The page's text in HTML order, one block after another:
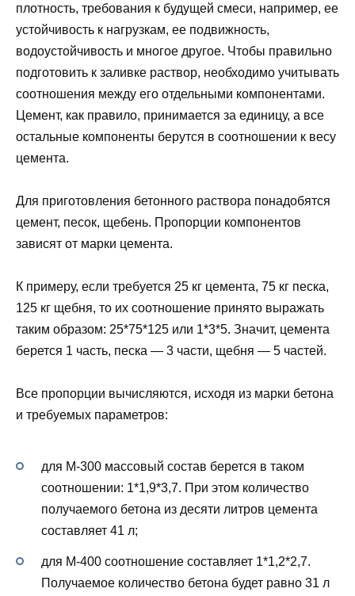
плотность, требования к будущей смеси, например, ее
устойчивость к нагрузкам, ее подвижность,
водоустойчивость и многое другое. Чтобы правильно
подготовить к заливке раствор, необходимо учитывать
соотношения между его отдельными компонентами.
Цемент, как правило, принимается за единицу, а все
остальные компоненты берутся в соотношении к весу
цемента.
Для приготовления бетонного раствора понадобятся
цемент, песок, щебень. Пропорции компонентов
зависят от марки цемента.
К примеру, если требуется 25 кг цемента, 75 кг песка,
125 кг щебня, то их соотношение принято выражать
таким образом: 25*75*125 или 1*3*5. Значит, цемента
берется 1 часть, песка — 3 части, щебня — 5 частей.
Все пропорции вычисляются, исходя из марки бетона
и требуемых параметров:
для М-300 массовый состав берется в таком
соотношении: 1*1,9*3,7. При этом количество
получаемого бетона из десяти литров цемента
составляет 41 л;
для М-400 соотношение составляет 1*1,2*2,7.
Получаемое количество бетона будет равно 31 л